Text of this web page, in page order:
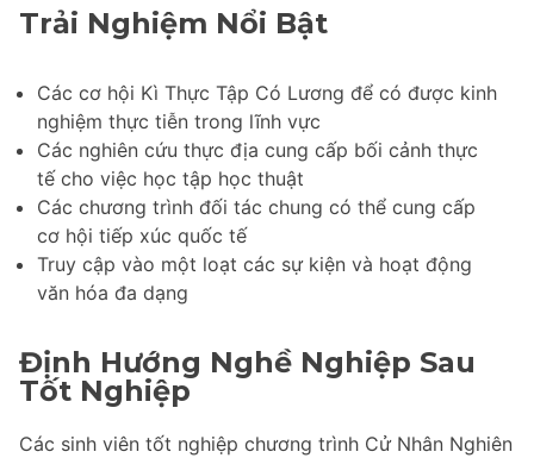
Trải Nghiệm Nổi Bật
Các cơ hội Kì Thực Tập Có Lương để có được kinh
nghiệm thực tiễn trong lĩnh vực
Các nghiên cứu thực địa cung cấp bối cảnh thực
tế cho việc học tập học thuật
Các chương trình đối tác chung có thể cung cấp
cơ hội tiếp xúc quốc tế
Truy cập vào một loạt các sự kiện và hoạt động
văn hóa đa dạng
Định Hướng Nghề Nghiệp Sau
Tốt Nghiệp
Các sinh viên tốt nghiệp chương trình Cử Nhân Nghiên